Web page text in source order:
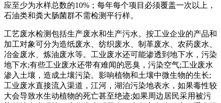
应至少为水样总数的10%；每年每个项目必须覆盖一次以上，
石油类和粪大肠菌群不需检测平行样。
工艺废水检测包括生产废水和生产污水。按工业企业的产品和
加工对象可分为造纸废水、纺织废水、制革废水、农药废水、
冶金废水、炼油废水等。工业废水还可能渗透到地下水，污染
地下水;有些工业废水还带有难闻的恶臭，污染空气;工业废水
渗入土壤，造成土壤污染。影响植物和土壤中微生物的生长;
工业废水直接流入渠道，江河，湖泊污染地表水，如果毒性较
大会导致水生动植物的死亡甚至绝迹;如果周边居民采用被污